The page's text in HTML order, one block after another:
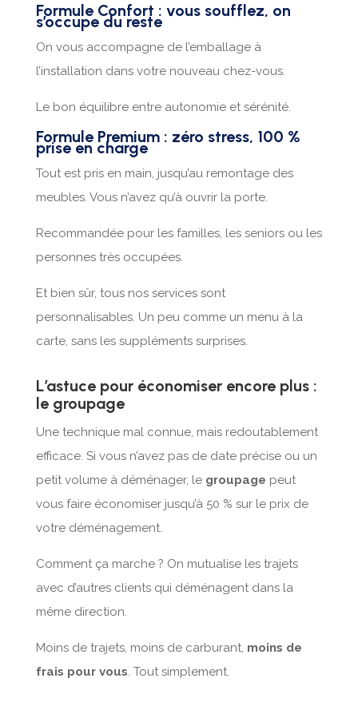
Formule Confort : vous soufflez, on
s’occupe du reste
On vous accompagne de l’emballage à
l’installation dans votre nouveau chez-vous.
Le bon équilibre entre autonomie et sérénité.
Formule Premium : zéro stress, 100 %
prise en charge
Tout est pris en main, jusqu’au remontage des
meubles. Vous n’avez qu’à ouvrir la porte.
Recommandée pour les familles, les seniors ou les
personnes très occupées.
Et bien sûr, tous nos services sont
personnalisables. Un peu comme un menu à la
carte, sans les suppléments surprises.
L’astuce pour économiser encore plus :
le groupage
Une technique mal connue, mais redoutablement
efficace. Si vous n’avez pas de date précise ou un
petit volume à déménager, le groupage peut
vous faire économiser jusqu’à 50 % sur le prix de
votre déménagement.
Comment ça marche ? On mutualise les trajets
avec d’autres clients qui déménagent dans la
même direction.
Moins de trajets, moins de carburant, moins de
frais pour vous. Tout simplement.